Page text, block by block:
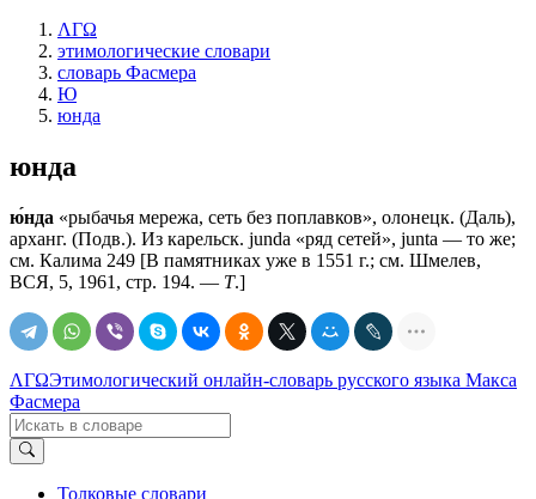
ΛΓΩ
этимологические словари
словарь Фасмера
Ю
юнда
юнда
ю́нда «рыбачья мережа, сеть без поплавков», олонецк. (Даль),
арханг. (Подв.). Из карельск. jundа «ряд сетей», juntа — то же;
см. Калима 249 [В памятниках уже в 1551 г.; см. Шмелев,
ВСЯ, 5, 1961, стр. 194. — Т.]
ΛΓΩЭтимологический онлайн-словарь русского языка Макса
Фасмера
Толковые словари